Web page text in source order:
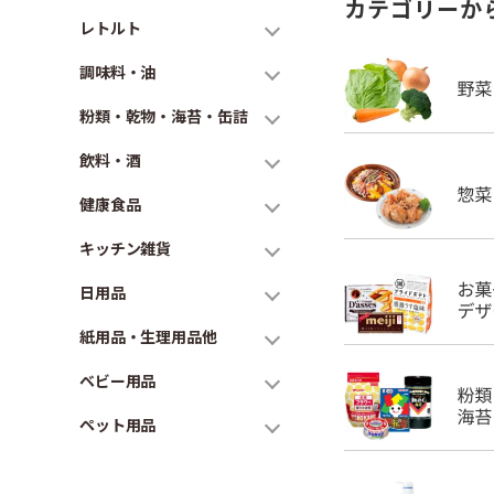
レトルト
調味料・油
粉類・乾物・海苔・缶詰
飲料・酒
健康食品
キッチン雑貨
日用品
紙用品・生理用品他
ベビー用品
ペット用品
カテゴリーか